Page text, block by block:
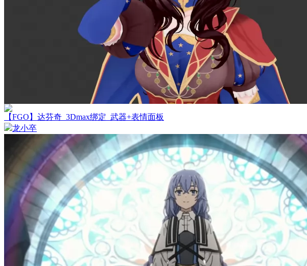
【FGO】达芬奇_3Dmax绑定_武器+表情面板
龙小卒